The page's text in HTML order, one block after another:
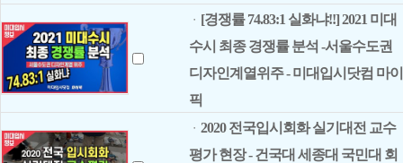
ㆍ [경쟁률 74.83:1 실화냐!!] 2021 미대
수시 최종 경쟁률 분석 -서울수도권
디자인계열위주 - 미대입시닷컴 마이
픽
ㆍ 2020 전국입시회화 실기대전 교수
평가 현장 - 건국대 세종대 국민대 회